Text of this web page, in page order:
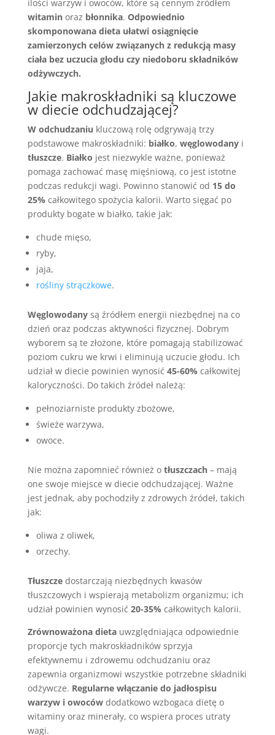
ilości warzyw i owoców, które są cennym źródłem
witaminoraz błonnika. Odpowiednio
skomponowana dieta ułatwi osiągnięcie
zamierzonych celów związanych z redukcją masy
ciała bez uczucia głodu czy niedoboru składników
odżywczych.
Jakie makroskładniki są kluczowe
w diecie odchudzającej?
W odchudzaniu kluczową rolę odgrywają trzy
podstawowe makroskładniki: białko, węglowodanyi
tłuszcze. Białko jest niezwykle ważne, ponieważ
pomaga zachować masę mięśniową, co jest istotne
podczas redukcji wagi. Powinno stanowić od 15 do
25% całkowitego spożycia kalorii. Warto sięgać po
produkty bogate w białko, takie jak:
chude mięso,
ryby,
jaja,
rośliny strączkowe.
Węglowodanysą źródłem energii niezbędnej na co
dzień oraz podczas aktywności fizycznej. Dobrym
wyborem są te złożone, które pomagają stabilizować
poziom cukru we krwi i eliminują uczucie głodu. Ich
udział w diecie powinien wynosić 45-60% całkowitej
kaloryczności. Do takich źródeł należą:
pełnoziarniste produkty zbożowe,
świeże warzywa,
owoce.
Nie można zapomnieć również o tłuszczach– mają
one swoje miejsce w diecie odchudzającej. Ważne
jest jednak, aby pochodziły z zdrowych źródeł, takich
jak:
oliwa z oliwek,
orzechy.
Tłuszczedostarczają niezbędnych kwasów
tłuszczowych i wspierają metabolizm organizmu; ich
udział powinien wynosić 20-35% całkowitych kalorii.
Zrównoważona dietauwzględniająca odpowiednie
proporcje tych makroskładników sprzyja
efektywnemu i zdrowemu odchudzaniu oraz
zapewnia organizmowi wszystkie potrzebne składniki
odżywcze. Regularne włączanie do jadłospisu
warzyw i owocówdodatkowo wzbogaca dietę o
witaminy oraz minerały, co wspiera proces utraty
wagi.